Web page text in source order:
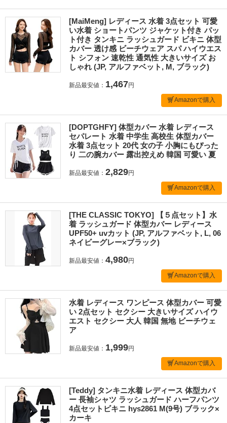
[MaiMeng] レディース 水着 3点セット 可愛
い水着 ショートパンツ ジャケット付き パッ
ト付き タンキニ ラッシュガード ビキニ 体型
カバー 透け感 ビーチウェア スパ ハイウエス
ト シフォン 速乾性 通気性 大きいサイズ お
しゃれ (JP, アルファベット, M, ブラック)
新品最安値： 1,467円
Amazonで購入
[DOPTGHFY] 体型カバー 水着 レディース
セパレート 水着 中学生 高校生 体型カバー
水着 3点セット 20代 女の子 小胸にもぴった
り 二の腕カバー 露出控えめ 韓国 可愛い 夏
新品最安値： 2,829円
Amazonで購入
[THE CLASSIC TOKYO] 【５点セット】水
着 ラッシュガード 体型カバー レディース
UPF50+ uvカット (JP, アルファベット, L, 06
ネイビーグレー×ブラック)
新品最安値： 4,980円
Amazonで購入
水着 レディース ワンピース 体型カバー 可愛
い 2点セット セクシー 大きいサイズ ハイウ
エスト セクシー 大人 韓国 無地 ビーチウェ
ア
新品最安値： 1,999円
Amazonで購入
[Teddy] タンキニ水着 レディース 体型カバ
ー 長袖シャツ ラッシュガード ハーフパンツ
4点セットビキニ hys2861 M(9号) ブラック×
カーキ